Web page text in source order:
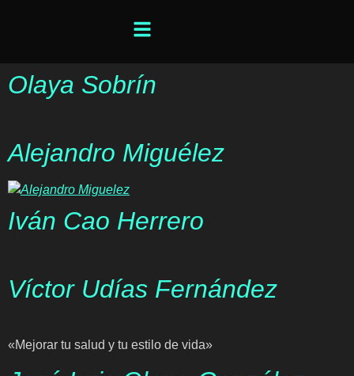
Olaya Sobrín
Alejandro Miguélez
Iván Cao Herrero
Víctor Udías Fernández
«Mejorar tu salud y tu estilo de vida»